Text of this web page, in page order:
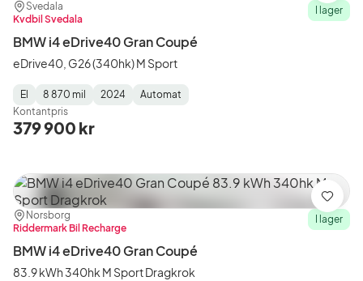
Plats:
Svedala
Återförsäljare:
Kvdbil Svedala
I lager
BMW i4 eDrive40 Gran Coupé
eDrive40, G26 (340hk) M Sport
Fuel
Type:
El
Mätarställning :
8 870 mil
Model
Year:
2024
Gearbox
Type:
Automat
Kontantpris
379 900 kr
Plats:
Norsborg
Återförsäljare:
Riddermark Bil Recharge
I lager
BMW i4 eDrive40 Gran Coupé
83.9 kWh 340hk M Sport Dragkrok
Spara